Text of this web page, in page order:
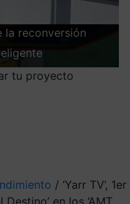
la reconversión
tu proyecto
/ ‘Yarr TV’, 1er
en los ‘AMT